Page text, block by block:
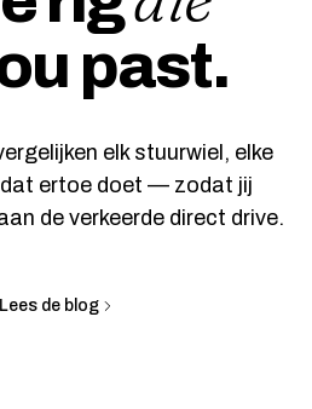
past.
elk stuurwiel, elke
dat ertoe doet — zodat jij
de verkeerde direct drive.
Lees de blog